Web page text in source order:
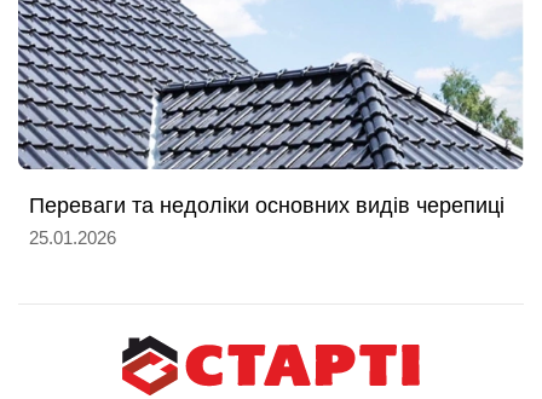
Переваги та недоліки основних видів черепиці
25.01.2026